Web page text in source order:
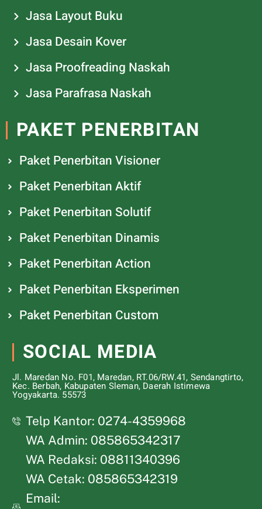
Jasa Layout Buku
Jasa Desain Kover
Jasa Proofreading Naskah
Jasa Parafrasa Naskah
PAKET PENERBITAN
Paket Penerbitan Visioner
Paket Penerbitan Aktif
Paket Penerbitan Solutif
Paket Penerbitan Dinamis
Paket Penerbitan Action
Paket Penerbitan Eksperimen
Paket Penerbitan Custom
SOCIAL MEDIA
Jl. Maredan No. F01, Maredan, RT.06/RW.41, Sendangtirto,
Kec. Berbah, Kabupaten Sleman, Daerah Istimewa
Yogyakarta. 55573
Telp Kantor: 0274-4359968
WA Admin: 085865342317
WA Redaksi: 08811340396
WA Cetak: 085865342319
Email: